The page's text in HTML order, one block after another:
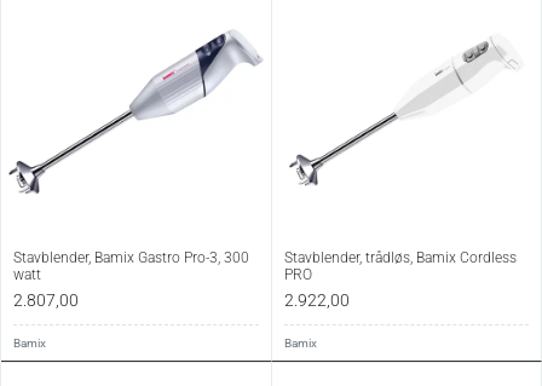
Stavblender, Bamix Gastro Pro-3, 300
watt
2.807,00
Bamix
Stavblender, trådløs, Bamix Cordless
PRO
2.922,00
Bamix